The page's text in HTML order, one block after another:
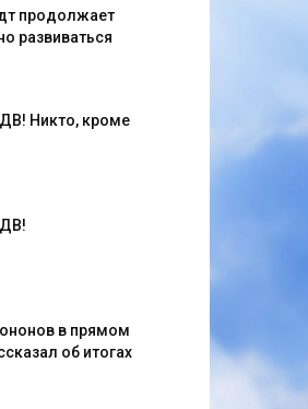
продолжает
развиваться
Никто, кроме
в прямом
об итогах